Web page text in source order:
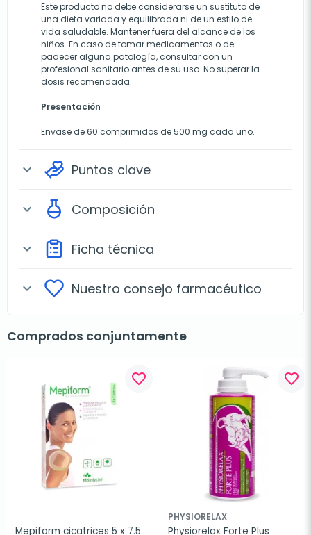
Este producto no debe considerarse un sustituto de
una dieta variada y equilibrada ni de un estilo de
vida saludable. Mantener fuera del alcance de los
niños. En caso de tomar medicamentos o de
padecer alguna patología, consultar con un
profesional sanitario antes de su uso. No superar la
dosis recomendada.
Presentación
Envase de 60 comprimidos de 500 mg cada uno.
expand_more Puntos clave
expand_more Composición
expand_more Ficha técnica
expand_more Nuestro consejo farmacéutico
Comprados conjuntamente
favorite_border
Mepiform cicatrices 5 x 7.5
favorite_border
PHYSIORELAX
Physiorelax Forte Plus